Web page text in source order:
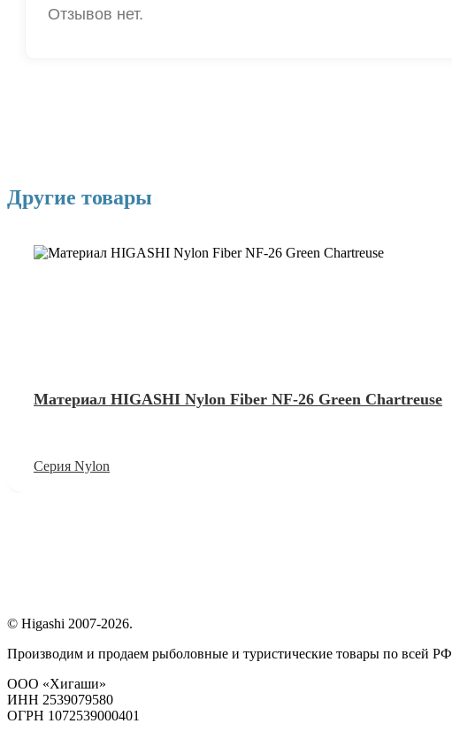
Отзывов нет.
Другие товары
Материал HIGASHI Nylon Fiber NF-26 Green Chartreuse
Серия Nylon
© Higashi 2007-2026.
Производим и продаем рыболовные и туристические товары по всей РФ
ООО «Хигаши»
ИНН 2539079580
ОГРН 1072539000401